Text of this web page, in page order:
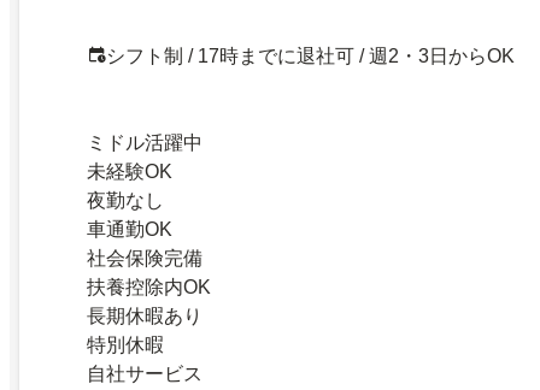
シフト制 / 17時までに退社可 / 週2・3日からOK
ミドル活躍中
未経験OK
夜勤なし
車通勤OK
社会保険完備
扶養控除内OK
長期休暇あり
特別休暇
自社サービス